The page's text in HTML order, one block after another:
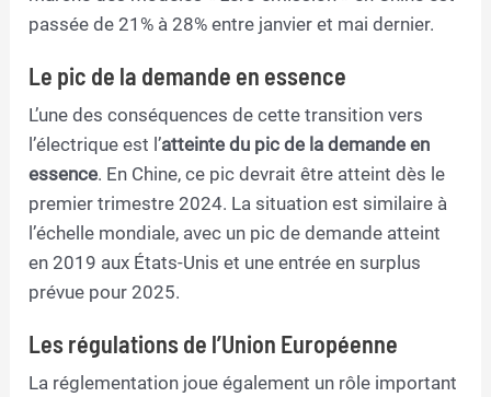
passée de 21% à 28% entre janvier et mai dernier.
Le pic de la demande en essence
L’une des conséquences de cette transition vers
l’électrique est l’atteinte du pic de la demande en
essence. En Chine, ce pic devrait être atteint dès le
premier trimestre 2024. La situation est similaire à
l’échelle mondiale, avec un pic de demande atteint
en 2019 aux États-Unis et une entrée en surplus
prévue pour 2025.
Les régulations de l’Union Européenne
La réglementation joue également un rôle important